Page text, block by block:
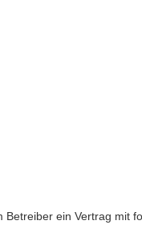
ein Vertrag mit